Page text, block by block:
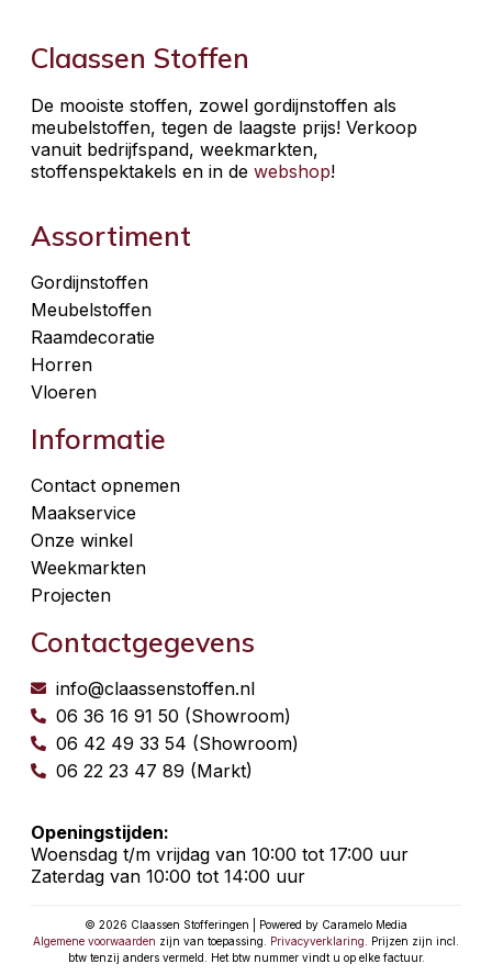
Claassen Stoffen
De mooiste stoffen, zowel gordijnstoffen als
meubelstoffen, tegen de laagste prijs! Verkoop
vanuit bedrijfspand, weekmarkten,
stoffenspektakels en in de webshop!
Assortiment
Gordijnstoffen
Meubelstoffen
Raamdecoratie
Horren
Vloeren
Informatie
Contact opnemen
Maakservice
Onze winkel
Weekmarkten
Projecten
Contactgegevens
info@claassenstoffen.nl
06 36 16 91 50 (Showroom)
06 42 49 33 54 (Showroom)
06 22 23 47 89 (Markt)
Openingstijden:
Woensdag t/m vrijdag van 10:00 tot 17:00 uur
Zaterdag van 10:00 tot 14:00 uur
© 2026 Claassen Stofferingen | Powered by Caramelo Media
Algemene voorwaarden zijn van toepassing. Privacyverklaring . Prijzen zijn incl.
btw tenzij anders vermeld. Het btw nummer vindt u op elke factuur.